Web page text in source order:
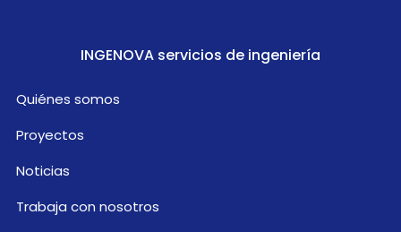
INGENOVA servicios de ingeniería
Quiénes somos
Proyectos
Noticias
Trabaja con nosotros